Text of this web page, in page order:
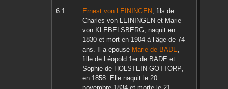
Ernestvon LEININGEN, fils de
Charles von LEININGEN et Marie
von KLEBELSBERG, naquit en
1830et mort en 1904à l’âge de 74
ans. Il a épousé Mariede BADE,
fille de Léopold 1erde BADE et
Sophiede HOLSTEIN-GOTTORP,
en 1858. Elle naquit le 20